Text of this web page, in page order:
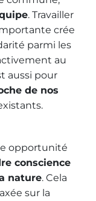
. Travailler
crée
parmi les
au
aussi pour
de nos
opportunité
conscience
nature. Cela
sur la